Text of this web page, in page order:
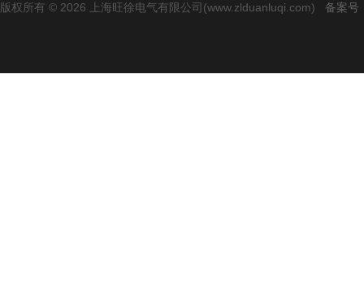
版权所有 © 2026 上海旺徐电气有限公司(www.zlduanluqi.com) 备案号